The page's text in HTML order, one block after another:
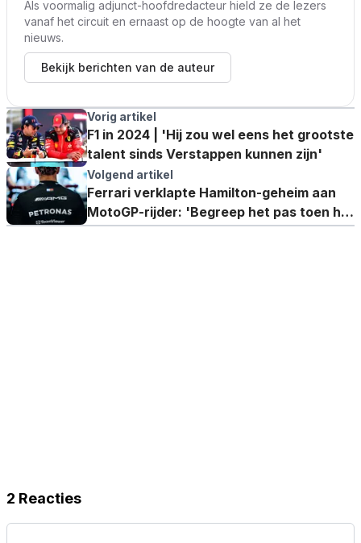
Als voormalig adjunct-hoofdredacteur hield ze de lezers
vanaf het circuit en ernaast op de hoogte van al het
nieuws.
Bekijk berichten van de auteur
Vorig artikel
F1 in 2024 | 'Hij zou wel eens het grootste
talent sinds Verstappen kunnen zijn'
Volgend artikel
Ferrari verklapte Hamilton-geheim aan
MotoGP-rijder: 'Begreep het pas toen het
officieel werd!'
2 Reacties